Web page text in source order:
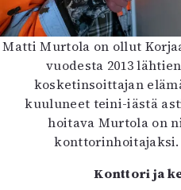
Matti Murtola on ollut
vuodesta 2013
kosketinsoittajan
kuuluneet teini-iästä
hoitava Murtola on
konttorinhoitajaksi.
Konttori ja